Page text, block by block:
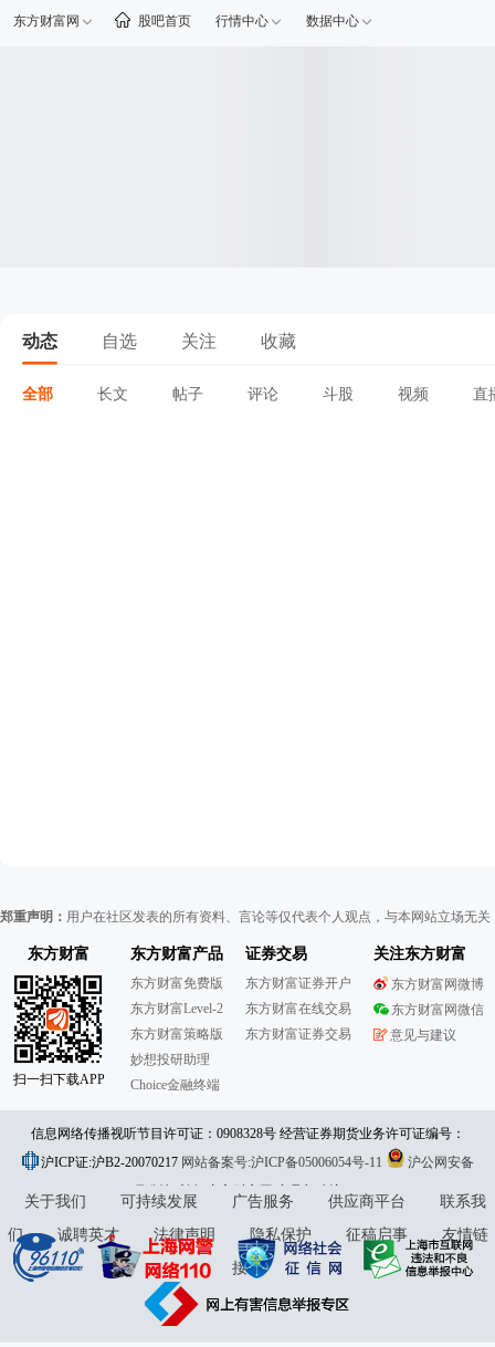
东方财富网 股吧首页 行情中心 数据中心
动态 自选 关注 收藏
全部 长文 帖子 评论 斗股 视频 直
郑重声明： 用户在社区发表的所有资料、言论等仅代表个人观点，与本网站立场无
东方财富
扫一扫下载APP
东方财富产品
东方财富免费版
东方财富Level-2
东方财富策略版
妙想投研助理
Choice金融终端
证券交易
东方财富证券开户
东方财富在线交易
东方财富证券交易
关注东方财富
东方财富网微博
东方财富网微信
意见与建议
信息网络传播视听节目许可证：0908328号 经营证券期货业务许可证编号：
913101046312860336 违法和不良信息举报:021-61278686 举报邮箱：
jubao@eastmoney.com
沪ICP证:沪B2-20070217 网站备案号:沪ICP备05006054号-11
沪公网安备
31010402000120号版权所有:东方财富网意见与建议:4000300059/952500
关于我们 可持续发展 广告服务 供应商平台
联系我
们
诚聘英才 法律声明 隐私保护 征稿启事
友情链
接